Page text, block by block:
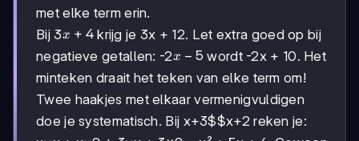
met elke term erin.
Bij 3x+4
x + 4krijg je 3x + 12. Let extra goed op bij
negatieve getallen: -2x-
x − 5 wordt -2x + 10. Het
minteken draait het teken van elke term om!
Twee haakjes met elkaar vermenigvuldigen
doe je systematisch. Bij x+3$$x+2 reken je: